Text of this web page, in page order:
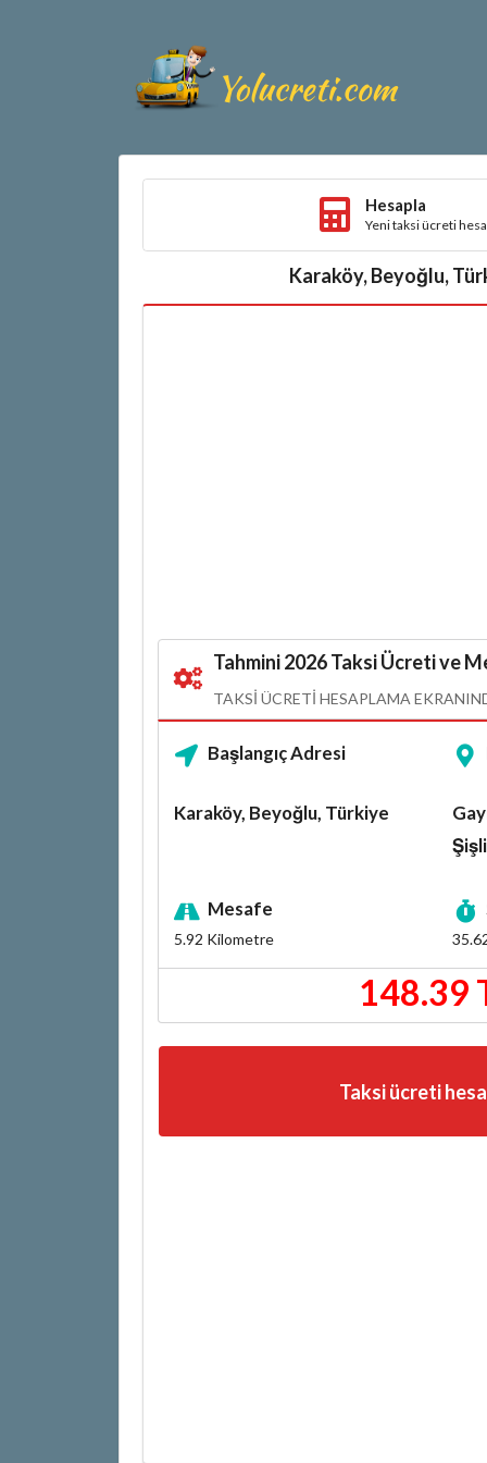
Hesapla
Yeni taksi ücreti
Karaköy, Beyoğlu,
Tahmini 2026 Taksi Ücreti ve
TAKSI ÜCRETI HESAPLAMA
Başlangıç Adresi
Karaköy, Beyoğlu, Türkiye
Mesafe
5.92 Kilometre
148.39
Taksi ücreti